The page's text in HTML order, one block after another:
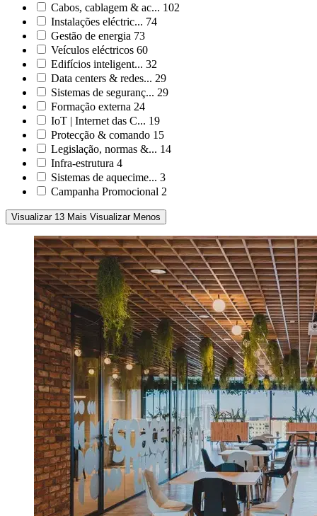
Cabos, cablagem & ac... 102
Instalações eléctric... 74
Gestão de energia 73
Veículos eléctricos 60
Edifícios inteligent... 32
Data centers & redes... 29
Sistemas de seguranç... 29
Formação externa 24
IoT | Internet das C... 19
Protecção & comando 15
Legislação, normas &... 14
Infra-estrutura 4
Sistemas de aquecime... 3
Campanha Promocional 2
Visualizar 13 Mais Visualizar Menos